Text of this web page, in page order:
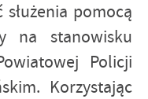
pomocą
na stanowisku
Policji
Korzystając